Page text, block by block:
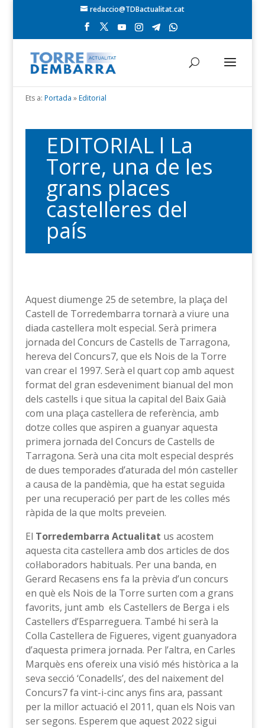
redaccio@TDBactualitat.cat
Ets a: Portada »Editorial
EDITORIAL l La
Torre, una de les
grans places
castelleres del
país
Aquest diumenge 25 de setembre, la plaça del
Castell de Torredembarra tornarà a viure una
diada castellera molt especial. Serà primera
jornada del Concurs de Castells de Tarragona,
hereva del Concurs7, que els Nois de la Torre
van crear el 1997. Serà el quart cop amb aquest
format del gran esdeveniment bianual del mon
dels castells i que situa la capital del Baix Gaià
com una plaça castellera de referència, amb
dotze colles que aspiren a guanyar aquesta
primera jornada del Concurs de Castells de
Tarragona. Serà una cita molt especial després
de dues temporades d’aturada del món casteller
a causa de la pandèmia, que ha estat seguida
per una recuperació per part de les colles més
ràpida de la que molts preveien.
El Torredembarra Actualitat us acostem
aquesta cita castellera amb dos articles de dos
col·laboradors habituals. Per una banda, en
Gerard Recasens ens fa la prèvia d’un concurs
en què els Nois de la Torre surten com a grans
favorits, junt amb els Castellers de Berga i els
Castellers d’Esparreguera. També hi serà la
Colla Castellera de Figueres, vigent guanyadora
d’aquesta primera jornada. Per l’altra, en Carles
Marquès ens ofereix una visió més històrica a la
seva secció ‘Conadells’, des del naixement del
Concurs7 fa vint-i-cinc anys fins ara, passant
per la millor actuació el 2011, quan els Nois van
ser segons. Esperem que aquest 2022 sigui